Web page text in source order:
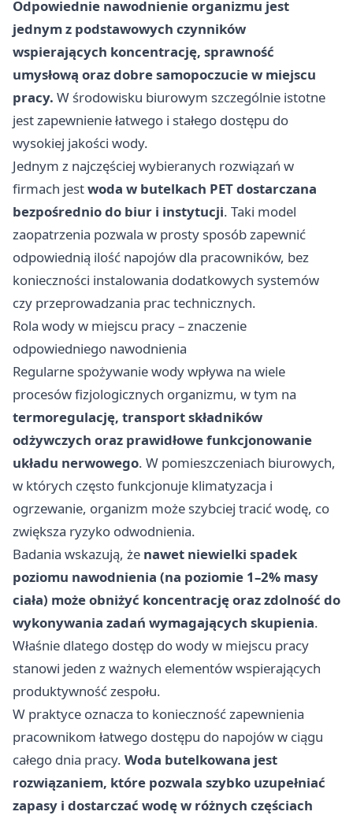
Odpowiednie nawodnienie organizmu jest
jednym z podstawowych czynników
wspierających koncentrację, sprawność
umysłową oraz dobre samopoczucie w miejscu
pracy. W środowisku biurowym szczególnie istotne
jest zapewnienie łatwego i stałego dostępu do
wysokiej jakości wody.
Jednym z najczęściej wybieranych rozwiązań w
firmach jestwoda w butelkach PET dostarczana
bezpośrednio do biur i instytucji. Taki model
zaopatrzenia pozwala w prosty sposób zapewnić
odpowiednią ilość napojów dla pracowników, bez
konieczności instalowania dodatkowych systemów
czy przeprowadzania prac technicznych.
Rola wody w miejscu pracy – znaczenie
odpowiedniego nawodnienia
Regularne spożywanie wody wpływa na wiele
procesów fizjologicznych organizmu, w tym na
termoregulację, transport składników
odżywczych oraz prawidłowe funkcjonowanie
układu nerwowego. W pomieszczeniach biurowych,
w których często funkcjonuje klimatyzacja i
ogrzewanie, organizm może szybciej tracić wodę, co
zwiększa ryzyko odwodnienia.
Badania wskazują, że nawet niewielki spadek
poziomu nawodnienia (na poziomie 1–2% masy
ciała) może obniżyć koncentrację oraz zdolność do
wykonywania zadań wymagających skupienia.
Właśnie dlatego dostęp do wody w miejscu pracy
stanowi jeden z ważnych elementów wspierających
produktywność zespołu.
W praktyce oznacza to konieczność zapewnienia
pracownikom łatwego dostępu do napojów w ciągu
całego dnia pracy. Woda butelkowana jest
rozwiązaniem, które pozwala szybko uzupełniać
zapasy i dostarczać wodę w różnych częściach